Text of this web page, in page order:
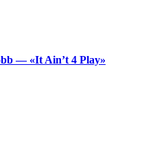
— «It Ain’t 4 Play»